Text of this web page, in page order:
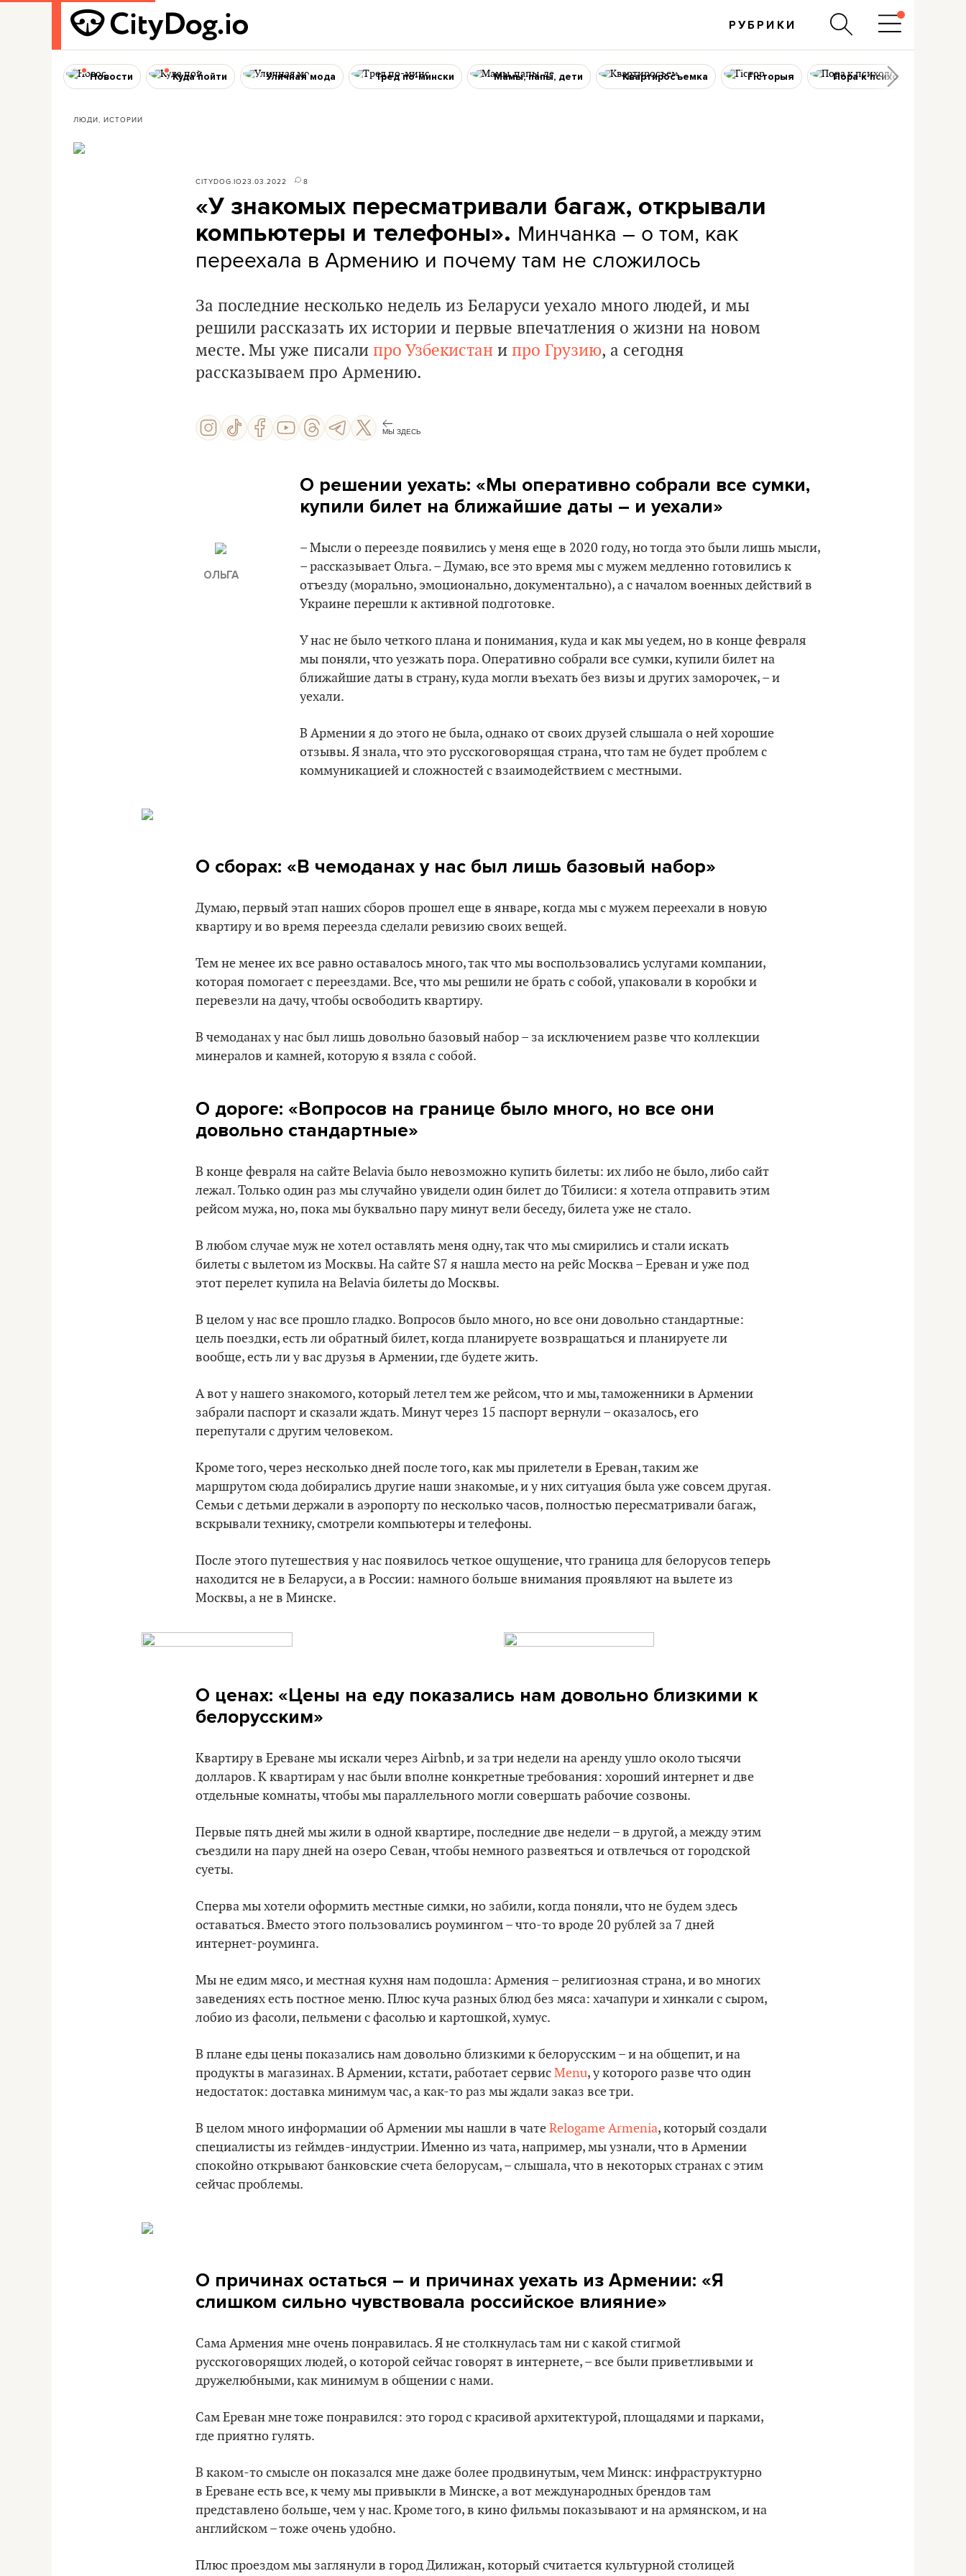
РУБРИКИ
Новости Куда пойти Уличная мода Тред по-мински Мамы, папы, дети Квартиросъемка Гісторыя Пора к психологу
ЛЮДИ, ИСТОРИИ
CITYDOG.IO23.03.2022 8
«У знакомых пересматривали багаж, открывали
компьютеры и телефоны». Минчанка – о том, как
переехала в Армению и почему там не сложилось
За последние несколько недель из Беларуси уехало много людей, и мы
решили рассказать их истории и первые впечатления о жизни на новом
месте. Мы уже писали про Узбекистан и про Грузию, а сегодня
рассказываем про Армению.
МЫ ЗДЕСЬ
О решении уехать: «Мы оперативно собрали все сумки,
купили билет на ближайшие даты – и уехали»
ОЛЬГА
– Мысли о переезде появились у меня еще в 2020 году, но тогда это были лишь мысли,
– рассказывает Ольга. – Думаю, все это время мы с мужем медленно готовились к
отъезду (морально, эмоционально, документально), а с началом военных действий в
Украине перешли к активной подготовке.
У нас не было четкого плана и понимания, куда и как мы уедем, но в конце февраля
мы поняли, что уезжать пора. Оперативно собрали все сумки, купили билет на
ближайшие даты в страну, куда могли въехать без визы и других заморочек, – и
уехали.
В Армении я до этого не была, однако от своих друзей слышала о ней хорошие
отзывы. Я знала, что это русскоговорящая страна, что там не будет проблем с
коммуникацией и сложностей с взаимодействием с местными.
О сборах: «В чемоданах у нас был лишь базовый набор»
Думаю, первый этап наших сборов прошел еще в январе, когда мы с мужем переехали в новую
квартиру и во время переезда сделали ревизию своих вещей.
Тем не менее их все равно оставалось много, так что мы воспользовались услугами компании,
которая помогает с переездами. Все, что мы решили не брать с собой, упаковали в коробки и
перевезли на дачу, чтобы освободить квартиру.
В чемоданах у нас был лишь довольно базовый набор – за исключением разве что коллекции
минералов и камней, которую я взяла с собой.
О дороге: «Вопросов на границе было много, но все они
довольно стандартные»
В конце февраля на сайте Belavia было невозможно купить билеты: их либо не было, либо сайт
лежал. Только один раз мы случайно увидели один билет до Тбилиси: я хотела отправить этим
рейсом мужа, но, пока мы буквально пару минут вели беседу, билета уже не стало.
В любом случае муж не хотел оставлять меня одну, так что мы смирились и стали искать
билеты с вылетом из Москвы. На сайте S7 я нашла место на рейс Москва – Ереван и уже под
этот перелет купила на Belavia билеты до Москвы.
В целом у нас все прошло гладко. Вопросов было много, но все они довольно стандартные:
цель поездки, есть ли обратный билет, когда планируете возвращаться и планируете ли
вообще, есть ли у вас друзья в Армении, где будете жить.
А вот у нашего знакомого, который летел тем же рейсом, что и мы, таможенники в Армении
забрали паспорт и сказали ждать. Минут через 15 паспорт вернули – оказалось, его
перепутали с другим человеком.
Кроме того, через несколько дней после того, как мы прилетели в Ереван, таким же
маршрутом сюда добирались другие наши знакомые, и у них ситуация была уже совсем другая.
Семьи с детьми держали в аэропорту по несколько часов, полностью пересматривали багаж,
вскрывали технику, смотрели компьютеры и телефоны.
После этого путешествия у нас появилось четкое ощущение, что граница для белорусов теперь
находится не в Беларуси, а в России: намного больше внимания проявляют на вылете из
Москвы, а не в Минске.
О ценах: «Цены на еду показались нам довольно близкими к
белорусским»
Квартиру в Ереване мы искали через Airbnb, и за три недели на аренду ушло около тысячи
долларов. К квартирам у нас были вполне конкретные требования: хороший интернет и две
отдельные комнаты, чтобы мы параллельного могли совершать рабочие созвоны.
Первые пять дней мы жили в одной квартире, последние две недели – в другой, а между этим
съездили на пару дней на озеро Севан, чтобы немного развеяться и отвлечься от городской
суеты.
Сперва мы хотели оформить местные симки, но забили, когда поняли, что не будем здесь
оставаться. Вместо этого пользовались роумингом – что-то вроде 20 рублей за 7 дней
интернет-роуминга.
Мы не едим мясо, и местная кухня нам подошла: Армения – религиозная страна, и во многих
заведениях есть постное меню. Плюс куча разных блюд без мяса: хачапури и хинкали с сыром,
лобио из фасоли, пельмени с фасолью и картошкой, хумус.
В плане еды цены показались нам довольно близкими к белорусским – и на общепит, и на
продукты в магазинах. В Армении, кстати, работает сервисMenu, у которого разве что один
недостаток: доставка минимум час, а как-то раз мы ждали заказ все три.
В целом много информации об Армении мы нашли в чатеRelogame Armenia, который создали
специалисты из геймдев-индустрии. Именно из чата, например, мы узнали, что в Армении
спокойно открывают банковские счета белорусам, – слышала, что в некоторых странах с этим
сейчас проблемы.
О причинах остаться – и причинах уехать из Армении: «Я
слишком сильно чувствовала российское влияние»
Сама Армения мне очень понравилась. Я не столкнулась там ни с какой стигмой
русскоговорящих людей, о которой сейчас говорят в интернете, – все были приветливыми и
дружелюбными, как минимум в общении с нами.
Сам Ереван мне тоже понравился: это город с красивой архитектурой, площадями и парками,
где приятно гулять.
В каком-то смысле он показался мне даже более продвинутым, чем Минск: инфраструктурно
в Ереване есть все, к чему мы привыкли в Минске, а вот международных брендов там
представлено больше, чем у нас. Кроме того, в кино фильмы показывают и на армянском, и на
английском – тоже очень удобно.
Плюс проездом мы заглянули в город Дилижан, который считается культурной столицей